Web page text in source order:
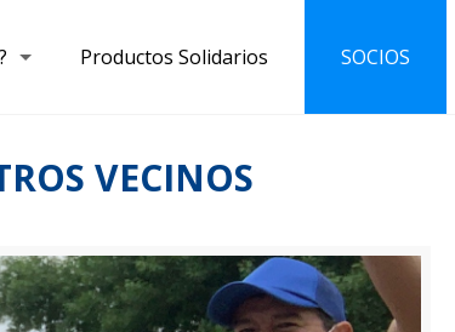
Productos Solidarios SOCIOS
VECINOS